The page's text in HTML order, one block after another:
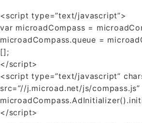
<script type=”text/javascript”>
var microadCompass =
microadCompass.queue =
[];
</script>
<script type=”text/javascript”
src=”//j.microad.net/js/
</script>